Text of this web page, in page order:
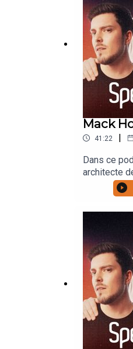
Mack
41:22 |
Dans ce
architecte
ce qui fait
questions
:https://
https://